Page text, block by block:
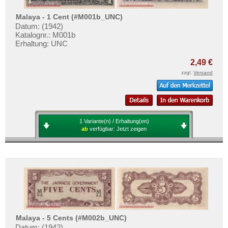
Malaya - 1 Cent (#M001b_UNC)
Datum: (1942)
Katalognr.: M001b
Erhaltung: UNC
2,49 €
zzgl. Versand
1 Variante(n) / Erhaltung(en)
ab verfügbar: Jetzt zeigen
Malaya - 5 Cents (#M002b_UNC)